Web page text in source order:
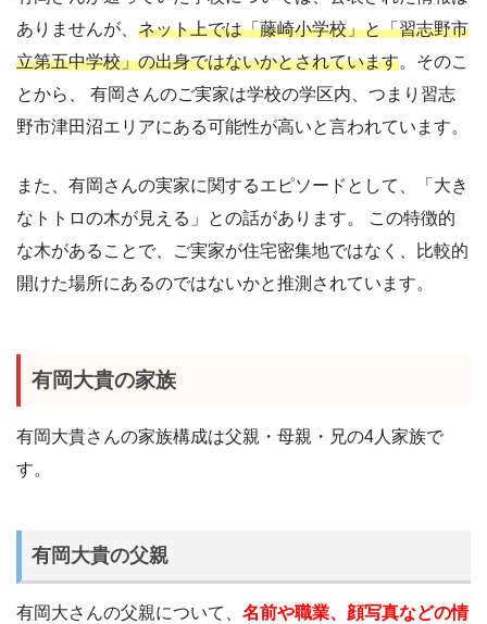
ありませんが、 ネット上では「藤崎小学校」と「習志野市
立第五中学校」の出身ではないかとされています。そのこ
とから、 有岡さんのご実家は学校の学区内、つまり習志
野市津田沼エリアにある可能性が高いと言われています。
また、有岡さんの実家に関するエピソードとして、「大き
なトトロの木が見える」との話があります。 この特徴的
な木があることで、ご実家が住宅密集地ではなく、比較的
開けた場所にあるのではないかと推測されています。
有岡大貴の家族
有岡大貴さんの家族構成は父親・母親・兄の4人家族で
す。
有岡大貴の父親
有岡大さんの父親について、 名前や職業、顔写真などの情